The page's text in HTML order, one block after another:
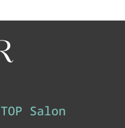
TOP Salon